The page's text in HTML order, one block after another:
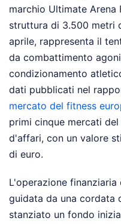
marchio Ultimate Arena
struttura di 3.500 metri
aprile, rappresenta il
da combattimento
condizionamento
dati pubblicati nel
mercato del fitness
primi cinque mercati
d'affari, con un valore
di euro.
L'operazione
guidata da una cordata
stanziato un fondo